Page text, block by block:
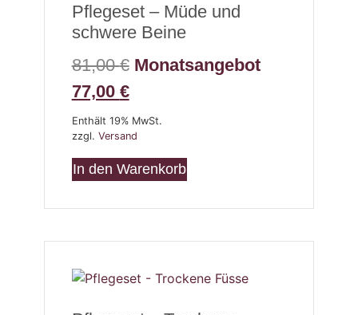
Pflegeset – Müde und
schwere Beine
81,00€ Monatsangebot
77,00 €
Enthält 19% MwSt.
zzgl. Versand
In den Warenkorb